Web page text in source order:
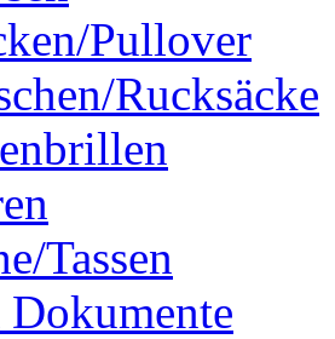
Pullover
Rucksäcke
Tassen